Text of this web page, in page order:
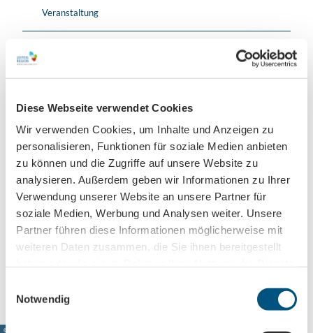
Diese Webseite verwendet Cookies
Wir verwenden Cookies, um Inhalte und Anzeigen zu
personalisieren, Funktionen für soziale Medien anbieten
zu können und die Zugriffe auf unsere Website zu
analysieren. Außerdem geben wir Informationen zu Ihrer
Verwendung unserer Website an unsere Partner für
soziale Medien, Werbung und Analysen weiter. Unsere
Partner führen diese Informationen möglicherweise mit
weiteren Daten zusammen, die Sie ihnen bereitgestellt
Notwendig
Veranstaltung
Veranstaltungsort
Lützowstraße 19
04157Leipzig
0341 90960037
kontakt@budde-haus.de
Website
Anreise mit öffentlichen Verkehrsmitteln
© www.pkfotografie.com, Philipp Kirschner